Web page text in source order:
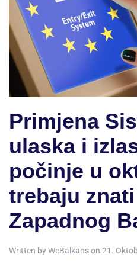
Primjena
ulaska i
počinje u
trebaju
Zapadnog
Written byWeBalkanson 21.